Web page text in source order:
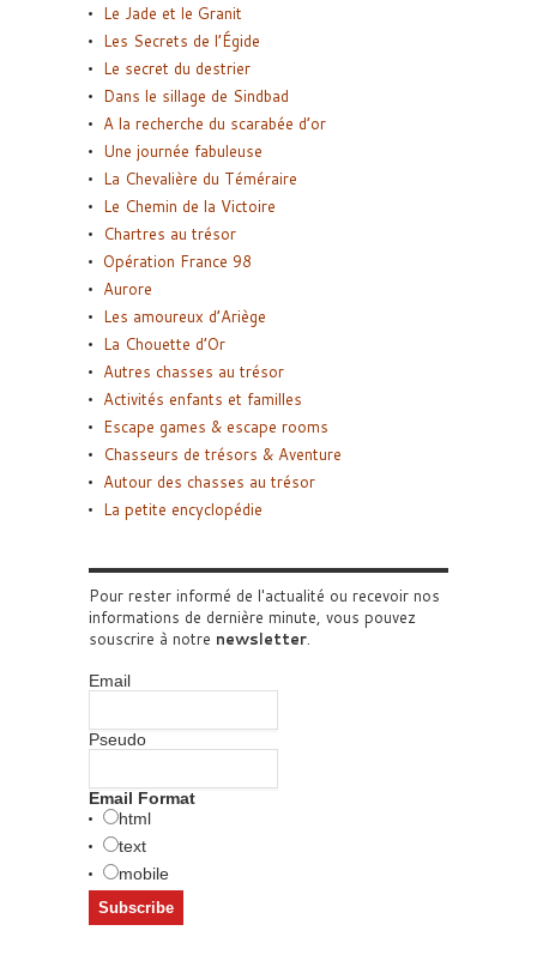
Le Jade et le Granit
Les Secrets de l’Égide
Le secret du destrier
Dans le sillage de Sindbad
A la recherche du scarabée d’or
Une journée fabuleuse
La Chevalière du Téméraire
Le Chemin de la Victoire
Chartres au trésor
Opération France 98
Aurore
Les amoureux d’Ariège
La Chouette d’Or
Autres chasses au trésor
Activités enfants et familles
Escape games & escape rooms
Chasseurs de trésors & Aventure
Autour des chasses au trésor
La petite encyclopédie
Pour rester informé de l'actualité ou recevoir nos
informations de dernière minute, vous pouvez
souscrire à notre newsletter.
Email
Pseudo
Email Format
html
text
mobile